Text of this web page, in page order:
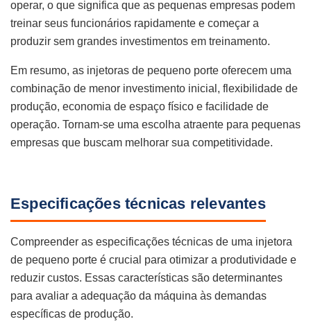
operar, o que significa que as pequenas empresas podem
treinar seus funcionários rapidamente e começar a
produzir sem grandes investimentos em treinamento.
Em resumo, as injetoras de pequeno porte oferecem uma
combinação de menor investimento inicial, flexibilidade de
produção, economia de espaço físico e facilidade de
operação. Tornam-se uma escolha atraente para pequenas
empresas que buscam melhorar sua competitividade.
Especificações técnicas relevantes
Compreender as especificações técnicas de uma injetora
de pequeno porte é crucial para otimizar a produtividade e
reduzir custos. Essas características são determinantes
para avaliar a adequação da máquina às demandas
específicas de produção.